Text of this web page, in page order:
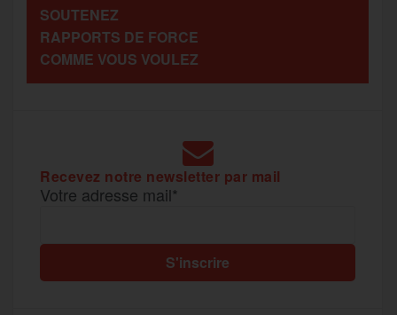
o
k
g
e
SOUTENEZ
RAPPORTS DE FORCE
COMME VOUS VOULEZ
Recevez notre newsletter par mail
Votre adresse mail*